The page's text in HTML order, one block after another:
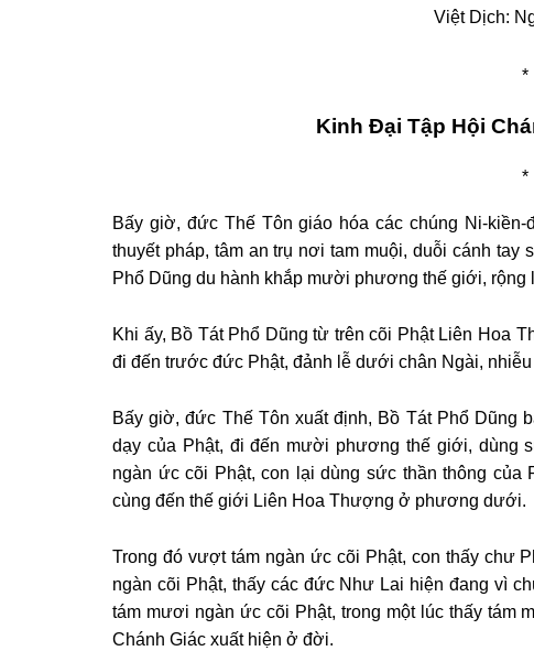
Việt Dịch:
*
Kinh Đại Tập Hội
*
Bấy giờ, đức Thế Tôn giáo hóa các chúng Ni-
thuyết pháp, tâm an trụ nơi tam muội, duỗi cánh tay
Phổ Dũng du hành khắp mười phương thế giới, rộng
Khi ấy, Bồ Tát Phổ Dũng từ trên cõi Phật Liên Hoa
đi đến trước đức Phật, đảnh lễ dưới chân Ngài,
Bấy giờ, đức Thế Tôn xuất định, Bồ Tát Phổ Dũng
dạy của Phật, đi đến mười phương thế giới, dùng
ngàn ức cõi Phật, con lại dùng sức thần thông
cùng đến thế giới Liên Hoa Thượng ở phương dưới.
Trong đó vượt tám ngàn ức cõi Phật, con thấy chư
ngàn cõi Phật, thấy các đức Như Lai hiện đang vì
tám mươi ngàn ức cõi Phật, trong một lúc thấy
Chánh Giác xuất hiện ở đời.